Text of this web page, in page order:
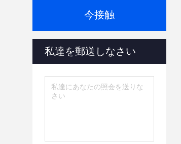
今接触
私達を郵送しなさい